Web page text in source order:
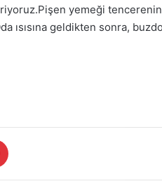
yemeği tencerenin
ısısına geldikten sonra,